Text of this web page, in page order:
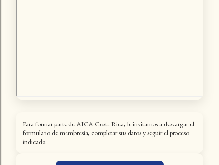
Para formar parte de AICA Costa Rica, le invitamos a descargar el
formulario de membresía, completar sus datos y seguir el proceso
indicado.